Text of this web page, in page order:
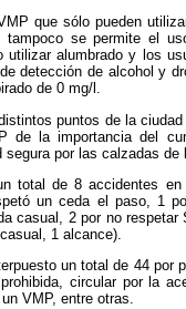
que sólo pueden
se permite el
alumbrado y los
detección de alcohol y
de 0 mg/l.
puntos de la
de la importancia del
por las calzadas de
total de 8 accidentes en
un ceda el paso, 1
casual, 2 por no respetar
1 alcance).
un total de 44 por
circular por la
VMP, entre otras.